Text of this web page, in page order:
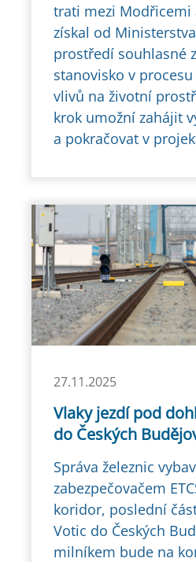
trati mezi Modřicemi
získal od
prostředí souhlasné
stanovisko v
vlivů na životní
krok umožní zahájit
a pokračovat v
27.11.2025
Vlaky jezdí pod
do Českých
Správa železnic
zabezpečovačem
koridor, poslední
Votic do Českých
milníkem bude na